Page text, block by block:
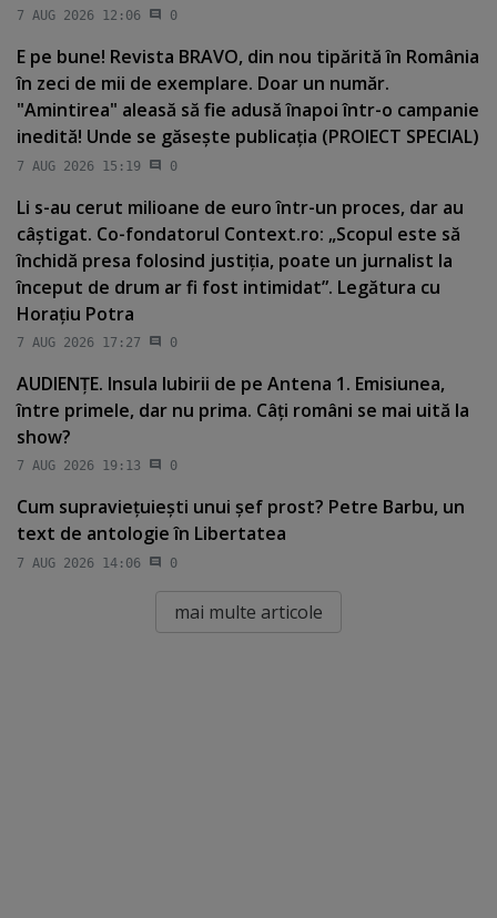
7 AUG 2026 12:06 0
E pe bune! Revista BRAVO, din nou tipărită în România
în zeci de mii de exemplare. Doar un număr.
"Amintirea" aleasă să fie adusă înapoi într-o campanie
inedită! Unde se găseşte publicaţia (PROIECT SPECIAL)
7 AUG 2026 15:19 0
Li s-au cerut milioane de euro într-un proces, dar au
câştigat. Co-fondatorul Context.ro: „Scopul este să
închidă presa folosind justiţia, poate un jurnalist la
început de drum ar fi fost intimidat”. Legătura cu
Horaţiu Potra
7 AUG 2026 17:27 0
AUDIENŢE. Insula Iubirii de pe Antena 1. Emisiunea,
între primele, dar nu prima. Câţi români se mai uită la
show?
7 AUG 2026 19:13 0
Cum supravieţuieşti unui şef prost? Petre Barbu, un
text de antologie în Libertatea
7 AUG 2026 14:06 0
mai multe articole